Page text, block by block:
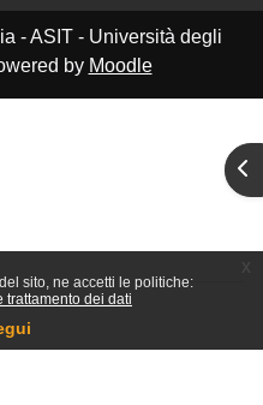
sito, ne accetti le politiche:
dei dati
- ASIT - Università degli
by Moodle
dei dati